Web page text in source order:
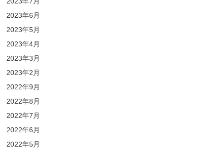
2023年6月
2023年5月
2023年4月
2023年3月
2023年2月
2022年9月
2022年8月
2022年7月
2022年6月
2022年5月